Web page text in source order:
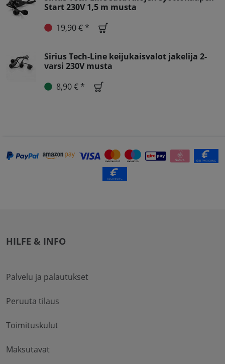
Start 230V 1,5 m musta
19,90 € *
Sirius Tech-Line keijukaisvalot jakelija 2-
varsi 230V musta
8,90 € *
HILFE & INFO
Palvelu ja palautukset
Peruuta tilaus
Toimituskulut
Maksutavat